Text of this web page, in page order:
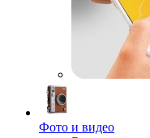
Фото и видео